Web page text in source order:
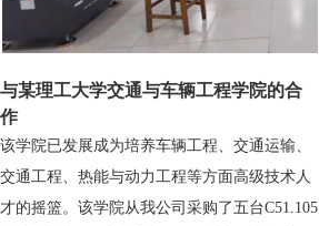
与某理工大学交通与车辆工程学院的合
作
该学院已发展成为培养车辆工程、交通运输、
交通工程、热能与动力工程等方面高级技术人
才的摇篮。该学院从我公司采购了五台C51.105